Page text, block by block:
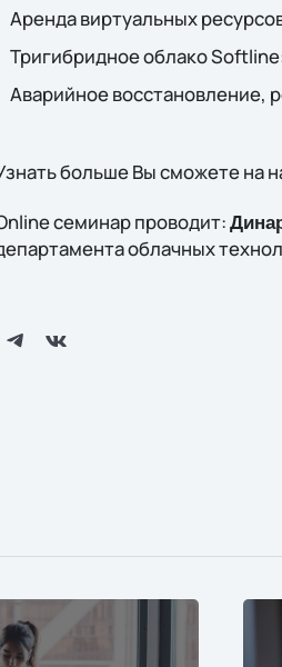
Аренда виртуальных
Тригибридное облако
Аварийное восстановление,
больше Вы сможете на
семинар проводит:
облачных